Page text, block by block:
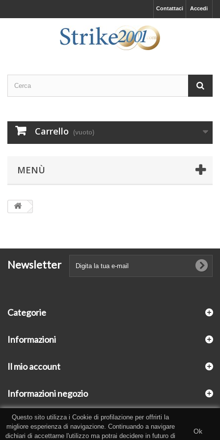
Accedi
Contattaci
Carrello (vuoto)
MENÙ
Newsletter
Categorie
Informazioni
Il mio account
Informazioni negozio
Questo sito utilizza i Cookie di profilazione per offrirti la
migliore esperienza di navigazione. Continuando a navigare
dichiari di accettarne l'utilizzo ma potrai decidere in futuro di
Ok